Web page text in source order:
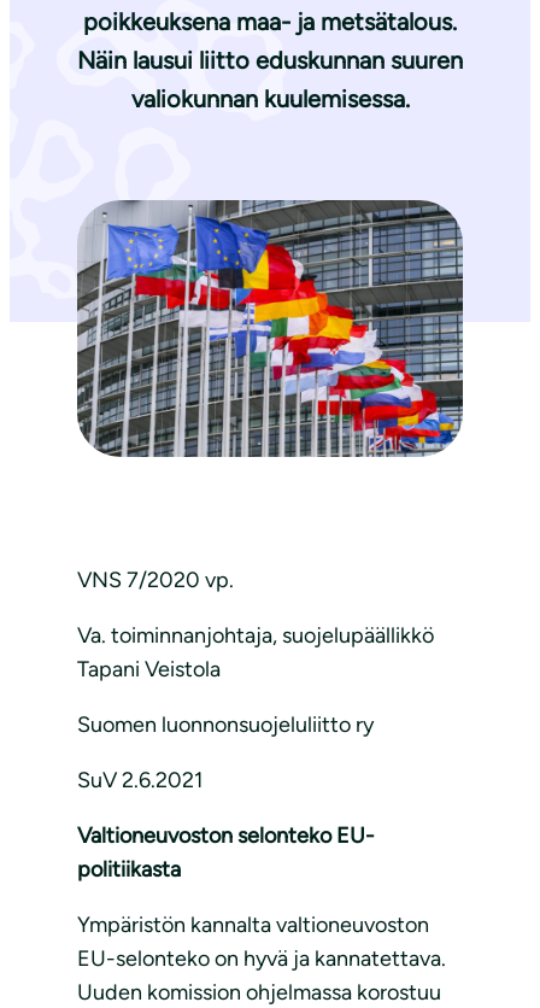
poikkeuksena maa- ja metsätalous.
Näin lausui liitto eduskunnan suuren
valiokunnan kuulemisessa.
VNS 7/2020 vp.
Va. toiminnanjohtaja, suojelupäällikkö
Tapani Veistola
Suomen luonnonsuojeluliitto ry
SuV 2.6.2021
Valtioneuvoston selonteko EU-
politiikasta
Ympäristön kannalta valtioneuvoston
EU-selonteko on hyvä ja kannatettava.
Uuden komission ohjelmassa korostuu